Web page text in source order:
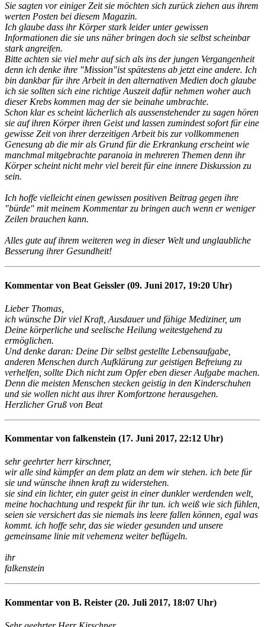
Sie sagten vor einiger Zeit sie möchten sich zurück ziehen aus ihrem
werten Posten bei diesem Magazin.
Ich glaube dass ihr Körper stark leider unter gewissen
Informationen die sie uns näher bringen doch sie selbst scheinbar
stark angreifen.
Bitte achten sie viel mehr auf sich als ins der jungen Vergangenheit
denn ich denke ihre "Mission"ist spätestens ab jetzt eine andere. Ich
bin dankbar für ihre Arbeit in den alternativen Medien doch glaube
ich sie sollten sich eine richtige Auszeit dafür nehmen woher auch
dieser Krebs kommen mag der sie beinahe umbrachte.
Schon klar es scheint lächerlich als aussenstehender zu sagen hören
sie auf ihren Körper ihren Geist und lassen zumindest sofort für eine
gewisse Zeit von ihrer derzeitigen Arbeit bis zur vollkommenen
Genesung ab die mir als Grund für die Erkrankung erscheint wie
manchmal mitgebrachte paranoia in mehreren Themen denn ihr
Körper scheint nicht mehr viel bereit für eine innere Diskussion zu
sein.
Ich hoffe vielleicht einen gewissen positiven Beitrag gegen ihre
"bürde" mit meinem Kommentar zu bringen auch wenn er weniger
Zeilen brauchen kann.
Alles gute auf ihrem weiteren weg in dieser Welt und unglaubliche
Besserung ihrer Gesundheit!
Kommentar von Beat Geissler (09. Juni 2017, 19:20 Uhr)
Lieber Thomas,
ich wünsche Dir viel Kraft, Ausdauer und fähige Mediziner, um
Deine körperliche und seelische Heilung weitestgehend zu
ermöglichen.
Und denke daran: Deine Dir selbst gestellte Lebensaufgabe,
anderen Menschen durch Aufklärung zur geistigen Befreiung zu
verhelfen, sollte Dich nicht zum Opfer eben dieser Aufgabe machen.
Denn die meisten Menschen stecken geistig in den Kinderschuhen
und sie wollen nicht aus ihrer Komfortzone herausgehen.
Herzlicher Gruß von Beat
Kommentar von falkenstein (17. Juni 2017, 22:12 Uhr)
sehr geehrter herr kirschner,
wir alle sind kämpfer an dem platz an dem wir stehen. ich bete für
sie und wünsche ihnen kraft zu widerstehen.
sie sind ein lichter, ein guter geist in einer dunkler werdenden welt,
meine hochachtung und respekt für ihr tun. ich weiß wie sich fühlen,
seien sie versichert das sie niemals ins leere fallen können, egal was
kommt. ich hoffe sehr, das sie wieder gesunden und unsere
gemeinsame linie mit vehemenz weiter beflügeln.
ihr
falkenstein
Kommentar von B. Reister (20. Juli 2017, 18:07 Uhr)